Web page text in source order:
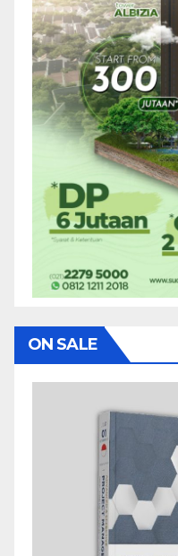
ON SALE